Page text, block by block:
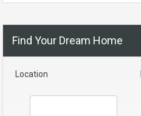
Find Your Dream Home
Location